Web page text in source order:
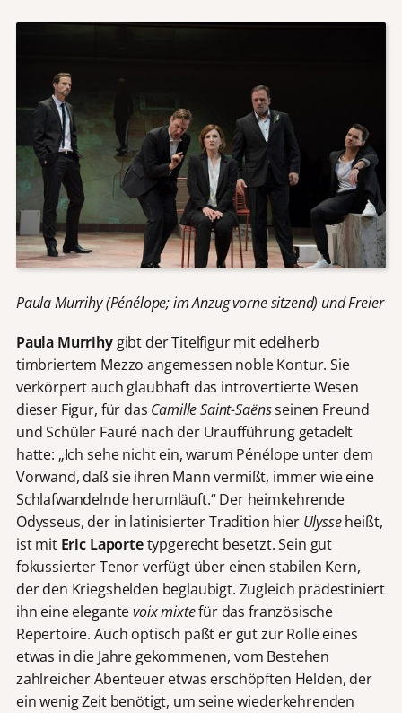
Paula Murrihy (Pénélope; im Anzug vorne sitzend) und Freier
Paula Murrihygibt der Titelfigur mit edelherb
timbriertem Mezzo angemessen noble Kontur. Sie
verkörpert auch glaubhaft das introvertierte Wesen
dieser Figur, für das Camille Saint-Saënsseinen Freund
und Schüler Fauré nach der Uraufführung getadelt
hatte: „Ich sehe nicht ein, warum Pénélope unter dem
Vorwand, daß sie ihren Mann vermißt, immer wie eine
Schlafwandelnde herumläuft.“ Der heimkehrende
Odysseus, der in latinisierter Tradition hier Ulysseheißt,
ist mit Eric Laportetypgerecht besetzt. Sein gut
fokussierter Tenor verfügt über einen stabilen Kern,
der den Kriegshelden beglaubigt. Zugleich prädestiniert
ihn eine elegantevoix mixtefür das französische
Repertoire. Auch optisch paßt er gut zur Rolle eines
etwas in die Jahre gekommenen, vom Bestehen
zahlreicher Abenteuer etwas erschöpften Helden, der
ein wenig Zeit benötigt, um seine wiederkehrenden